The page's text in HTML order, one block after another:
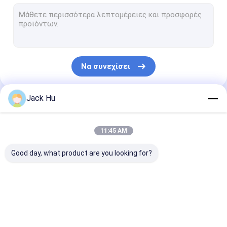
τρακτέρ ρυμούλκησης
Φορτηγό σέρβις τουαλέτας
Λεωφορείο επιβατών αερολιμένων
Να συνεχίσει
Οι Κατηγορίες Μας
Jack Hu
11:45 AM
Good day, what product are you looking for?